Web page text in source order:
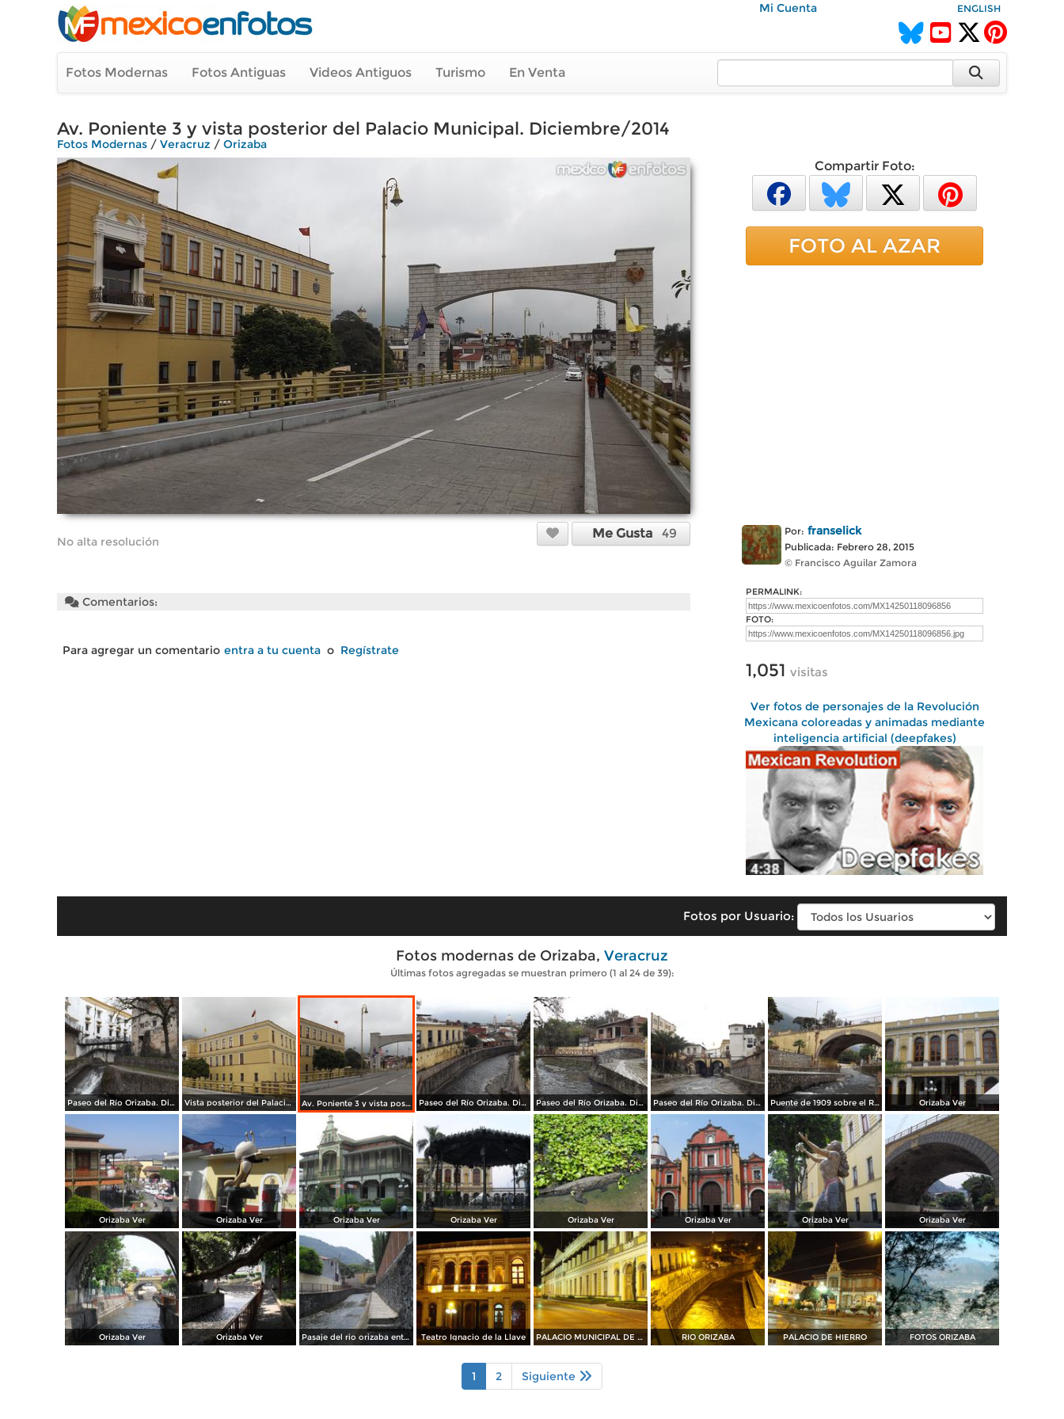
Mi Cuenta ENGLISH
Fotos Modernas Fotos Antiguas Videos Antiguos Turismo En Venta
Av. Poniente 3 y vista posterior del Palacio Municipal. Diciembre/2014
Fotos Modernas / Veracruz / Orizaba
No alta resolución
Me Gusta 49
Comentarios:
Para agregar un comentario entra a tu cuenta o Regístrate
Compartir Foto:
FOTO AL AZAR
Por: franselick
Publicada: Febrero 28, 2015
© Francisco Aguilar Zamora
PERMALINK:
FOTO:
1,051 visitas
Ver fotos de personajes de la Revolución
Mexicana coloreadas y animadas mediante
inteligencia artificial (deepfakes)
Fotos por Usuario:
Fotos modernas de Orizaba, Veracruz
Últimas fotos agregadas se muestran primero (1 al 24 de 39):
Paseo del Río Orizaba. Diciembre/2014 Vista posterior del Palacio Municipal. Diciembre/2014 Av. Poniente 3 y vista posterior del Palacio Municipal. Diciembre/2014 Paseo del Río Orizaba. Diciembre/2014 Paseo del Río Orizaba. Diciembre/2014 Paseo del Río Orizaba. Diciembre/2014 Puente de 1909 sobre el Río Orizaba. Diciembre/2014 Orizaba Ver
Orizaba Ver Orizaba Ver Orizaba Ver Orizaba Ver Orizaba Ver Orizaba Ver Orizaba Ver Orizaba Ver
Orizaba Ver Orizaba Ver Pasaje del rio orizaba entrando por Oriente 6 Teatro Ignacio de la Llave PALACIO MUNICIPAL DE ORIZABA RIO ORIZABA PALACIO DE HIERRO FOTOS ORIZABA
1 2 Siguiente